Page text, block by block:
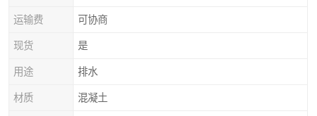
运输费 可协商
现货 是
用途 排水
材质 混凝土